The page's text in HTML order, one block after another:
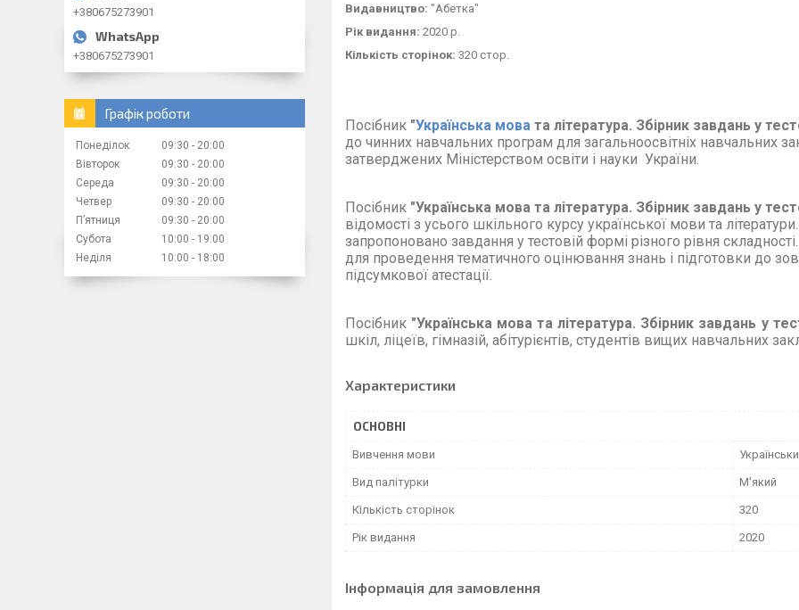
Видавництво: "Абетка"
Рік видання: 2020 р.
Кількість сторінок: 320 стор.
Посібник "Українська мова та література. Збірник завдань у
до чинних навчальних програм для загальноосвітніх навчальних
затверджених Міністерством освіти і науки України.
Посібник "Українська мова та література. Збірник завдань у
відомості з усього шкільного курсу української мови та
запропоновано завдання у тестовій формі різного рівня
для проведення тематичного оцінювання знань і підготовки до
підсумкової атестації.
Посібник "Українська мова та література. Збірник завдань у
шкіл, ліцеїв, гімназій, абітурієнтів, студентів вищих навчальних
Характеристики
ОСНОВНІ
Вивчення мови
Вид палітурки М'який
Кількість сторінок 320
Рік видання 2020
Інформація для замовлення
+380675273901
+380675273901
Графік роботи
Понеділок 09:30
20:00
Вівторок
09:30
20:00
Середа
09:30
20:00
Четвер
09:30
20:00
Пʼятниця
09:30
20:00
Субота
10:00
19:00
Неділя
10:00 18:00